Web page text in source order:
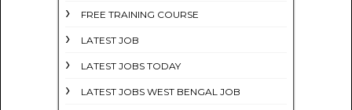
FREE TRAINING COURSE
LATEST JOB
LATEST JOBS TODAY
LATEST JOBS WEST BENGAL JOB